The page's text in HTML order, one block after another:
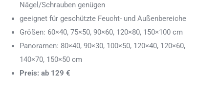
Nägel/Schrauben genügen
geeignet für geschützte Feucht- und Außenbereiche
Größen: 60×40, 75×50, 90×60, 120×80, 150×100 cm
Panoramen: 80×40, 90×30, 100×50, 120×40, 120×60,
140×70, 150×50 cm
Preis: ab 129 €